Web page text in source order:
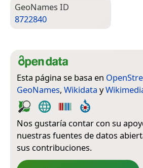
Geo­Names ID
8722840
Esta página se basa en
GeoNames, Wikidata y
Nos gustaría contar con su
nuestras fuentes de datos
sus contribuciones.